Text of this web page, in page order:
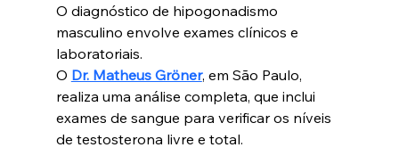
O diagnóstico de hipogonadismo
masculino envolve exames clínicos e
laboratoriais.
O Dr. Matheus Gröner, em São Paulo,
realiza uma análise completa, que inclui
exames de sangue para verificar os níveis
de testosterona livre e total.